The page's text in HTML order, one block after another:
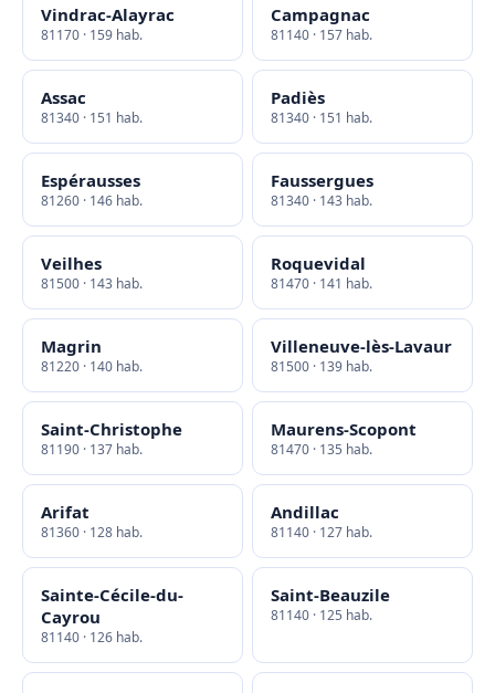
Vindrac-Alayrac
81170 · 159 hab.
Campagnac
81140 · 157 hab.
Assac
81340 · 151 hab.
Padiès
81340 · 151 hab.
Espérausses
81260 · 146 hab.
Faussergues
81340 · 143 hab.
Veilhes
81500 · 143 hab.
Roquevidal
81470 · 141 hab.
Magrin
81220 · 140 hab.
Villeneuve-lès-Lavaur
81500 · 139 hab.
Saint-Christophe
81190 · 137 hab.
Maurens-Scopont
81470 · 135 hab.
Arifat
81360 · 128 hab.
Andillac
81140 · 127 hab.
Sainte-Cécile-du-
Cayrou
81140 · 126 hab.
Saint-Beauzile
81140 · 125 hab.